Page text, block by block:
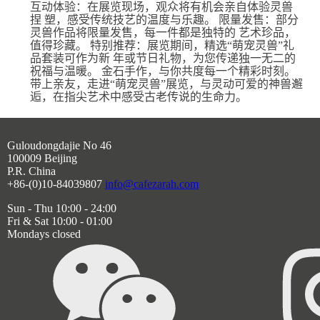
互动体验：在展览现场，观众将有机会亲⾃体验灵兽
捏 塑，感受传统技艺的温度与乐趣。 限量发售：部分
灵兽作品将限量发售，每⼀件都是独特的 艺术珍品，
值得珍藏。 特别推荐：展览期间，精选“萌宠灵兽”礼
品套装可作为新 年或节⽇礼物，为您传递独⼀⽆⼆的
祝福与温暖。 ⾦⽯⼿作，与你共度每⼀个精彩时刻。
带上亲友，⾛进“萌宠灵兽”展览，与灵动可爱的神兽邂
逅，在指尖艺术中感受古⽼传说的⽣命⼒。
Guloudongdajie No 46
100009 Beijing
P.R. China
+86-(0)10-84039807 info@cafezarah.com
Sun - Thu 10:00 - 24:00
Fri & Sat 10:00 - 01:00
Mondays closed